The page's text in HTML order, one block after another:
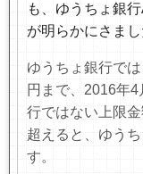
も、ゆうちょ銀行
が明らかにさまし
ゆうちょ銀行で
円まで、 2016年4
行ではない上限
超えると、ゆう
す。